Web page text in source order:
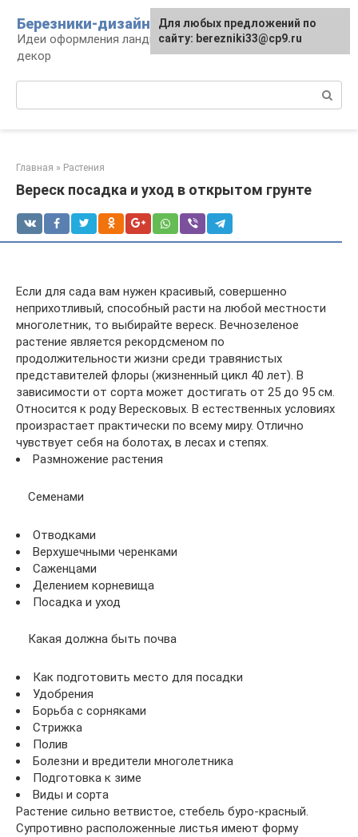
контенту
Березники-дизайн
Идеи оформления ландшафта, сооружения и
декор
Главная » Растения
Вереск посадка и уход в открытом грунте
Если для сада вам нужен красивый, совершенно
неприхотливый, способный расти на любой местности
многолетник, то выбирайте вереск. Вечнозеленое
растение является рекордсменом по
продолжительности жизни среди травянистых
представителей флоры (жизненный цикл 40 лет). В
зависимости от сорта может достигать от 25 до 95 см.
Относится к роду Вересковых. В естественных условиях
произрастает практически по всему миру. Отлично
чувствует себя на болотах, в лесах и степях.
Размножение растения
Семенами
Отводками
Верхушечными черенками
Саженцами
Делением корневища
Посадка и уход
Какая должна быть почва
Как подготовить место для посадки
Удобрения
Борьба с сорняками
Стрижка
Полив
Болезни и вредители многолетника
Подготовка к зиме
Виды и сорта
Растение сильно ветвистое, стебель буро-красный.
Супротивно расположенные листья имеют форму
Для любых предложений по
сайту: berezniki33@cp9.ru